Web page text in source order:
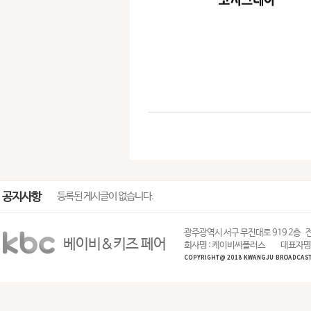
공지사항 등록된 게시글이 없습니다.
베이비&키즈 페어
광주광역시 서구 무진대로 919 2층
회사명 : 케이비씨플러스
대표자